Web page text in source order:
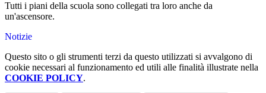
Tutti i piani della scuola sono collegati tra loro anche da
un'ascensore.
Notizie
Questo sito o gli strumenti terzi da questo utilizzati si avvalgono di
cookie necessari al funzionamento ed utili alle finalità illustrate nella
COOKIE POLICY.